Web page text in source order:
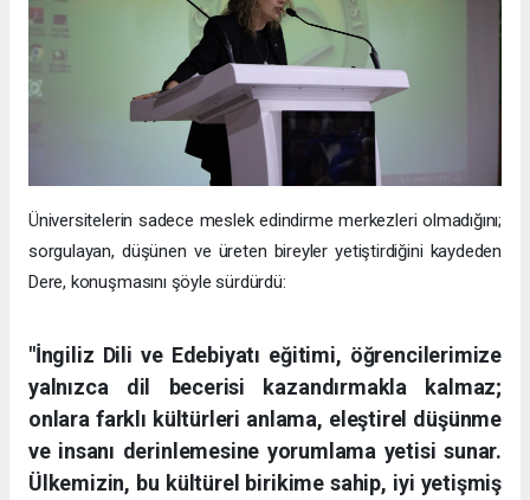
Üniversitelerin sadece meslek edindirme merkezleri olmadığını;
sorgulayan, düşünen ve üreten bireyler yetiştirdiğini kaydeden
Dere, konuşmasını şöyle sürdürdü:
"İngiliz Dili ve Edebiyatı eğitimi, öğrencilerimize
yalnızca dil becerisi kazandırmakla kalmaz;
onlara farklı kültürleri anlama, eleştirel düşünme
ve insanı derinlemesine yorumlama yetisi sunar.
Ülkemizin, bu kültürel birikime sahip, iyi yetişmiş